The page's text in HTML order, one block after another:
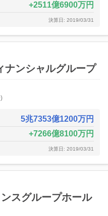
2511億6900万円
決算日: 2019/03/31
ナンシャルグループ
5兆7353億1200万円
7266億8100万円
決算日: 2019/03/31
スグループホール